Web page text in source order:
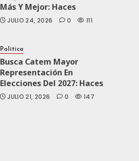
Más Y Mejor: Haces
JULIO 24, 2026 0 111
Política
Busca Catem Mayor
Representación En
Elecciones Del 2027: Haces
JULIO 21, 2026 0 147